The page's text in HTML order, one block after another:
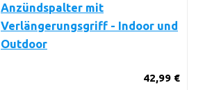
Anzündspalter mit
Verlängerungsgriff - Indoor und
Outdoor
42,99 €